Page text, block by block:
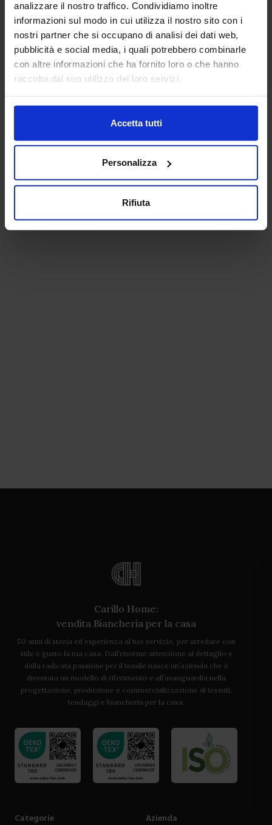
analizzare il nostro traffico. Condividiamo inoltre
informazioni sul modo in cui utilizza il nostro sito con i
nostri partner che si occupano di analisi dei dati web,
pubblicità e social media, i quali potrebbero combinarle
con altre informazioni che ha fornito loro o che hanno
raccolto dal suo utilizzo dei loro servizi.
Accetta tutti
Personalizza
Rifiuta
Carillo Home:
vendita Biancheria per la casa
50 anni di storia ed esperienza al tuo servizio, per arredare con
stile e gusto la tua casa. Dall’enorme attenzione al dettaglio e
dalla radicata passione per il tessile nasce un’azienda che è
diventata un modello di riferimento e all’avanguardia nella
progettazione, produzione e commercializzazione di tessuti,
tendaggi e biancheria per la casa.
Categorie Azienda